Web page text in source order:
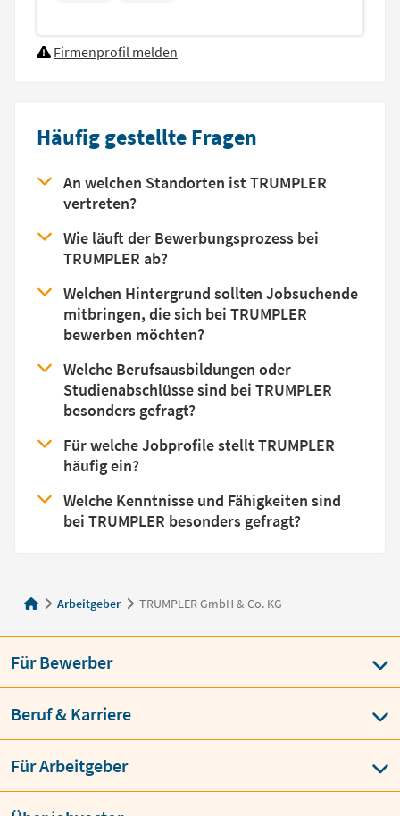
Firmenprofil melden
Häufig gestellte Fragen
An welchen Standorten ist TRUMPLER
vertreten?
Wie läuft der Bewerbungsprozess bei
TRUMPLER ab?
Welchen Hintergrund sollten Jobsuchende
mitbringen, die sich bei TRUMPLER
bewerben möchten?
Welche Berufsausbildungen oder
Studienabschlüsse sind bei TRUMPLER
besonders gefragt?
Für welche Jobprofile stellt TRUMPLER
häufig ein?
Welche Kenntnisse und Fähigkeiten sind
bei TRUMPLER besonders gefragt?
Arbeitgeber TRUMPLER GmbH & Co. KG
Für Bewerber
Beruf & Karriere
Für Arbeitgeber